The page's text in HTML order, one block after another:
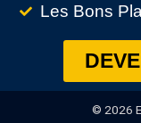
Les Bons
© 2026